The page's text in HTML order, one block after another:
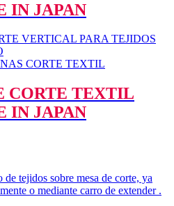
IN JAPAN
CORTE TEXTIL
CORTE TEXTIL
IN JAPAN
tejidos sobre mesa de corte, ya
o mediante carro de extender .